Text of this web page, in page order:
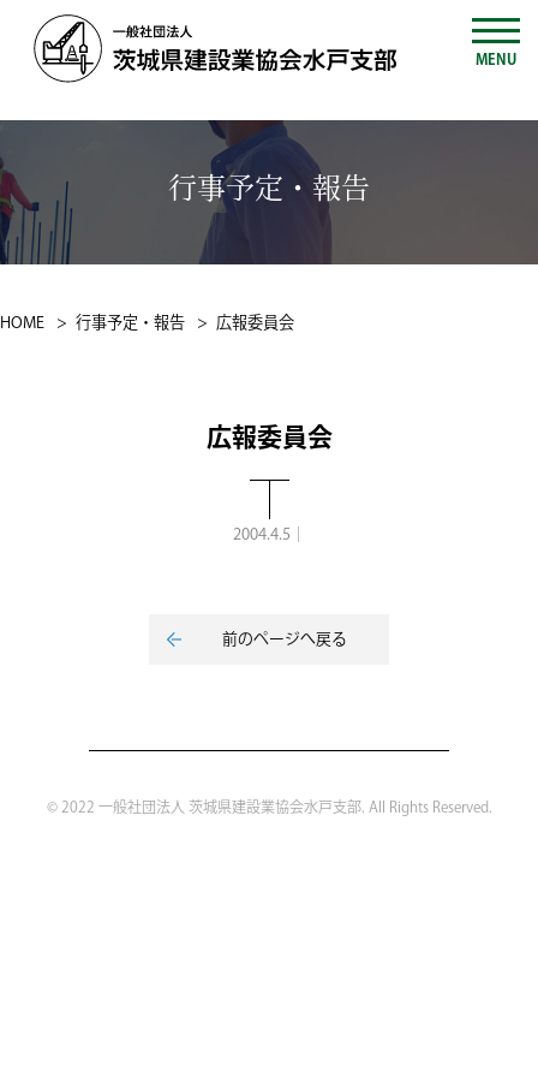
MENU
行事予定・報告
HOME 行事予定・報告 広報委員会
広報委員会
2004.4.5｜
前のページへ戻る
© 2022 一般社団法人 茨城県建設業協会水戸支部. All Rights Reserved.